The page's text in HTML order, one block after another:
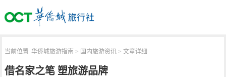
当前位置 华侨城旅游指南 > 国内旅游资讯> 文章详细
借名家之笔 塑旅游品牌